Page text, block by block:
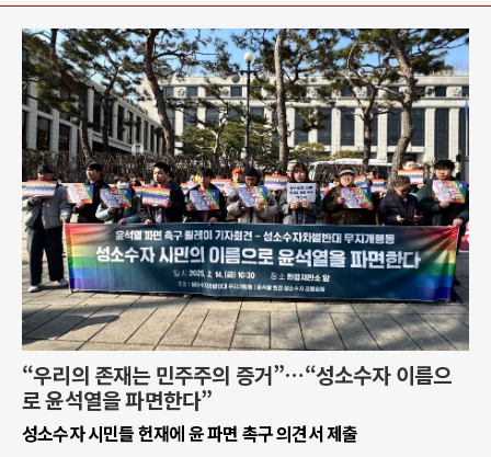
“우리의 존재는 민주주의 증거”…“성소수자 이름으
로 윤석열을 파면한다”
성소수자 시민들 헌재에 윤 파면 촉구 의견서 제출